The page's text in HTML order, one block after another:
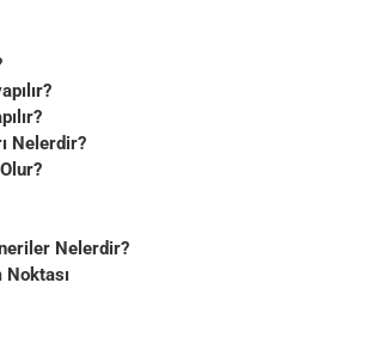
Nelerdir?
Nelerdir?